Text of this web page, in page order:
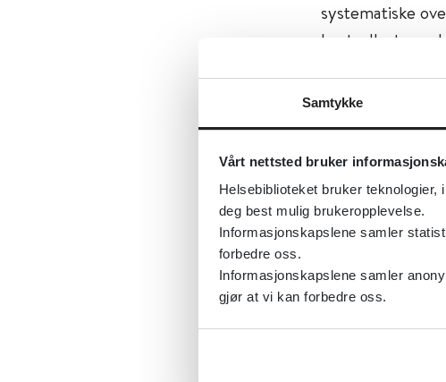
Samtykke
Vårt nettsted bruker
Helsebiblioteket bruker
deg best mulig brukeropplevelse.
Informasjonskapslene samler
forbedre oss.
Informasjonskapslene samler
gjør at vi kan forbedre oss.
systematiske
kontrollerte
Tema:
Fysio-
Emner:
Dokumenttype:
Utgiver:Centre
Språk: Engelsk